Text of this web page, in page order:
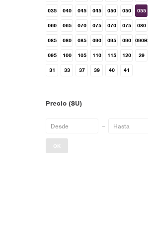
035 040 045 045 050 050 055
060 065 070 075 070 075 080
085 080 085 090 095 090 090B
095 100 105 110 115 120 29
31 33 37 39 40 41
Precio ($U)
OK